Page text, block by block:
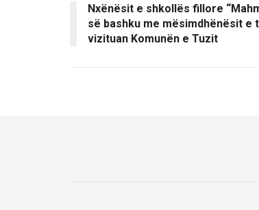
Nxënësit e shkollës fillore
së bashku me mësimdhënësit e
vizituan Komunën e Tuzit